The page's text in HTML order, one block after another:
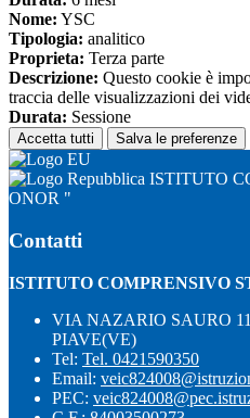
Nome: YSC
Tipologia: analitico
Proprieta: Terza parte
Descrizione: Questo cookie è
traccia delle visualizzazioni dei
Durata: Sessione
Accetta tutti Salva le preferenze
ISTITUTO
ONOR "
Contatti
ISTITUTO COMPRENSIVO
VIA NAZARIO SAURO
PIAVE(VE)
Tel: Tel. 0421590350
Email:
PEC: